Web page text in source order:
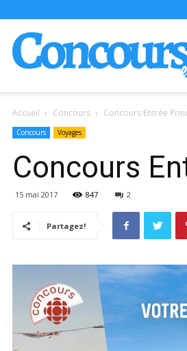
Accueil Concours Concours Entrée
Concours Voyages
Concours
15 mai 2017 847 2
Partagez!